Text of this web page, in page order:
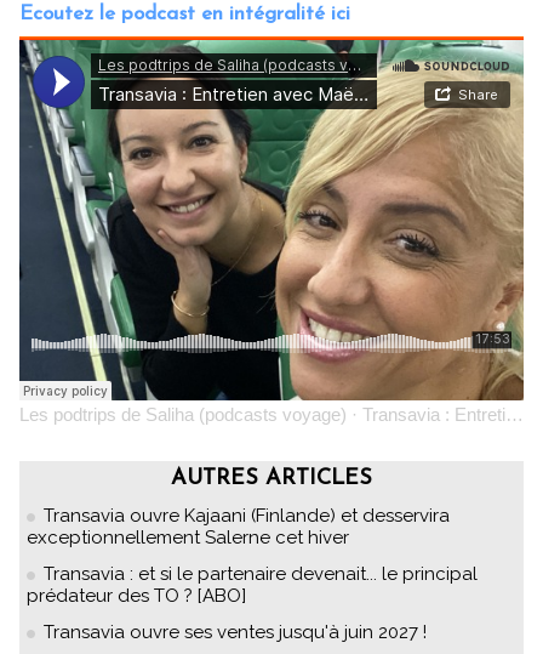
Ecoutez le podcast en intégralité ici
Les podtrips de Saliha (podcasts voyage) · Transavia : Entretien avec Maëlle Rimbault, directrice de communication
AUTRES ARTICLES
Transavia ouvre Kajaani (Finlande) et desservira
exceptionnellement Salerne cet hiver
Transavia : et si le partenaire devenait... le principal
prédateur des TO ? [ABO]
Transavia ouvre ses ventes jusqu'à juin 2027 !